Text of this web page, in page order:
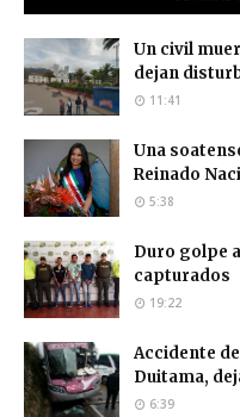
Un civil
dejan
11:41
Una
Reinado
5:38
Duro golpe
capturados
19:22
Accidente
Duitama,
6:39